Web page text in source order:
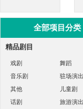
全部项目分类
精品剧目
戏剧
舞蹈
音乐剧
驻场演出
其他
儿童剧
话剧
旅游演出